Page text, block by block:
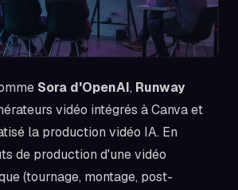
Sora d'OpenAI, Runway
vidéo intégrés à Canva et
la production vidéo IA. En
de production d'une vidéo
(tournage, montage, post-